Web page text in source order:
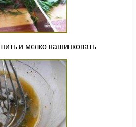
и мелко нашинковать